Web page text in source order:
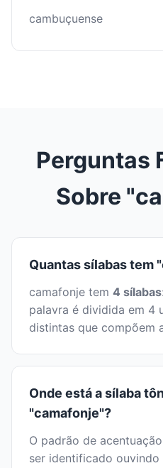
cambuçuense
Perguntas
Sobre
Quantas sílabas tem
camafonje tem 4 sílabas
palavra é dividida em 4
distintas que compõem
Onde está a sílaba
"camafonje"?
O padrão de
ser identificado ouvindo